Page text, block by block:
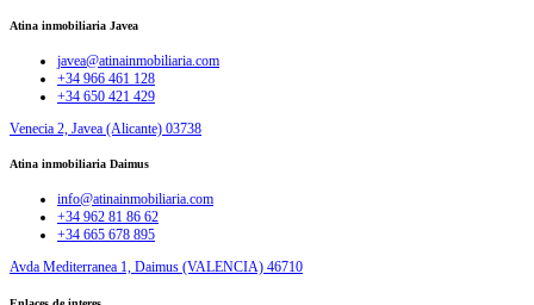
Atina inmobiliaria Javea
javea@atinainmobiliaria.com
+34 966 461 128
+34 650 421 429
Venecia 2, Javea (Alicante) 03738
Atina inmobiliaria Daimus
info@atinainmobiliaria.com
+34 962 81 86 62
+34 665 678 895
Avda Mediterranea 1, Daimus (VALENCIA) 46710